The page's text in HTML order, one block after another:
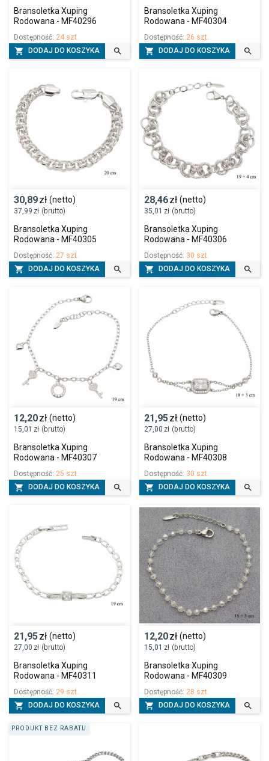
Bransoletka Xuping
Rodowana - MF40296
Dostępność: 24 szt.
 DODAJ DO KOSZYKA 
Bransoletka Xuping
Rodowana - MF40304
Dostępność: 26 szt.
 DODAJ DO KOSZYKA 
30,89zł (netto)
37,99 zł (brutto)
Bransoletka Xuping
Rodowana - MF40305
Dostępność: 27 szt.
 DODAJ DO KOSZYKA 
28,46zł (netto)
35,01 zł (brutto)
Bransoletka Xuping
Rodowana - MF40306
Dostępność: 30 szt.
 DODAJ DO KOSZYKA 
12,20zł (netto)
15,01 zł (brutto)
Bransoletka Xuping
Rodowana - MF40307
Dostępność: 25 szt.
 DODAJ DO KOSZYKA 
21,95zł (netto)
27,00 zł (brutto)
Bransoletka Xuping
Rodowana - MF40308
Dostępność: 30 szt.
 DODAJ DO KOSZYKA 
21,95zł (netto)
27,00 zł (brutto)
Bransoletka Xuping
Rodowana - MF40311
Dostępność: 29 szt.
 DODAJ DO KOSZYKA 
12,20zł (netto)
15,01 zł (brutto)
Bransoletka Xuping
Rodowana - MF40309
Dostępność: 28 szt.
 DODAJ DO KOSZYKA 
PRODUKT BEZ RABATU